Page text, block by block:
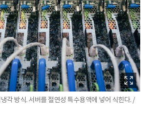
각 방식. 서버를 절연성 특수용액에 넣어 식힌다. /